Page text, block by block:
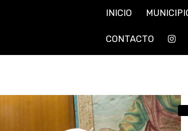
INICIO
CONTACTO